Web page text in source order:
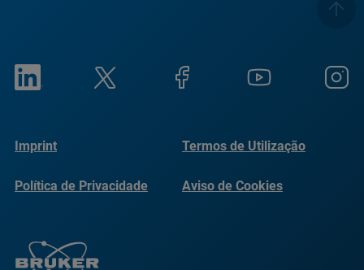
Imprint Termos de Utilização
Política de Privacidade Aviso de Cookies